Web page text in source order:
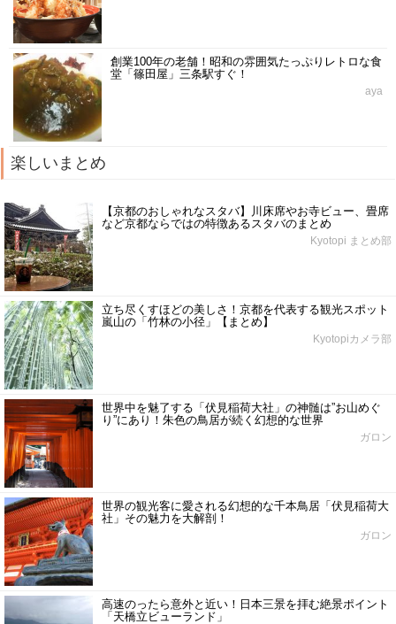
創業100年の老舗！昭和の雰囲気たっぷりレトロな食
堂「篠田屋」三条駅すぐ！
aya
楽しいまとめ
【京都のおしゃれなスタバ】川床席やお寺ビュー、畳席
など京都ならではの特徴あるスタバのまとめ
Kyotopi まとめ部
立ち尽くすほどの美しさ！京都を代表する観光スポット
嵐山の「竹林の小径」【まとめ】
Kyotopiカメラ部
世界中を魅了する「伏見稲荷大社」の神髄は”お山めぐ
り”にあり！朱色の鳥居が続く幻想的な世界
ガロン
世界の観光客に愛される幻想的な千本鳥居「伏見稲荷大
社」その魅力を大解剖！
ガロン
高速のったら意外と近い！日本三景を拝む絶景ポイント
「天橋立ビューランド」